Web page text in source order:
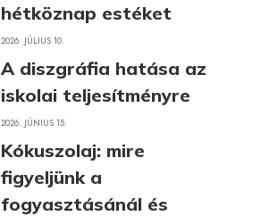
hétköznap estéket
2026. JÚLIUS 10.
A diszgráfia hatása az
iskolai teljesítményre
2026. JÚNIUS 15.
Kókuszolaj: mire
figyeljünk a
fogyasztásánál és